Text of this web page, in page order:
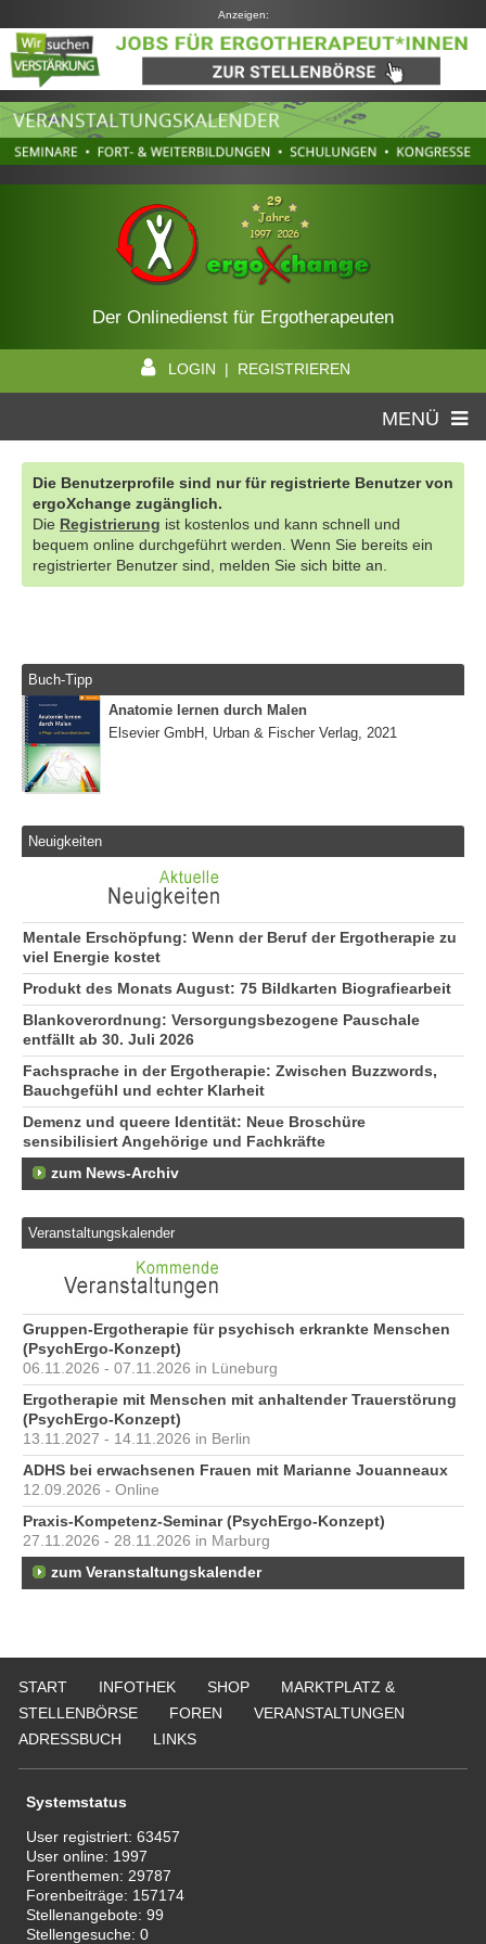
Anzeigen:
Der Onlinedienst für Ergotherapeuten
LOGIN | REGISTRIEREN
MENÜ
Die Benutzerprofile sind nur für registrierte Benutzer von
ergoXchange zugänglich.
Die Registrierung ist kostenlos und kann schnell und
bequem online durchgeführt werden. Wenn Sie bereits ein
registrierter Benutzer sind, melden Sie sich bitte an.
Buch-Tipp
Anatomie lernen durch Malen
Elsevier GmbH, Urban & Fischer Verlag, 2021
Neuigkeiten
Mentale Erschöpfung: Wenn der Beruf der Ergotherapie zu
viel Energie kostet
Produkt des Monats August: 75 Bildkarten Biografiearbeit
Blankoverordnung: Versorgungsbezogene Pauschale
entfällt ab 30. Juli 2026
Fachsprache in der Ergotherapie: Zwischen Buzzwords,
Bauchgefühl und echter Klarheit
Demenz und queere Identität: Neue Broschüre
sensibilisiert Angehörige und Fachkräfte
zum News-Archiv
Veranstaltungskalender
Gruppen-Ergotherapie für psychisch erkrankte Menschen
(PsychErgo-Konzept)
06.11.2026 - 07.11.2026 in Lüneburg
Ergotherapie mit Menschen mit anhaltender Trauerstörung
(PsychErgo-Konzept)
13.11.2027 - 14.11.2026 in Berlin
ADHS bei erwachsenen Frauen mit Marianne Jouanneaux
12.09.2026 - Online
Praxis-Kompetenz-Seminar (PsychErgo-Konzept)
27.11.2026 - 28.11.2026 in Marburg
zum Veranstaltungskalender
START INFOTHEK SHOP
MARKTPLATZ &
STELLENBÖRSE
FOREN
VERANSTALTUNGEN
ADRESSBUCH
LINKS
Systemstatus
User registriert:63457
User online: 1997
Forenthemen: 29787
Forenbeiträge: 157174
Stellenangebote:99
Stellengesuche:0